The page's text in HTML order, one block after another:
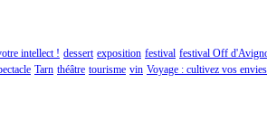
intellect ! dessert exposition festival festival Off
Tarn théâtre tourisme vin Voyage : cultivez vos envies